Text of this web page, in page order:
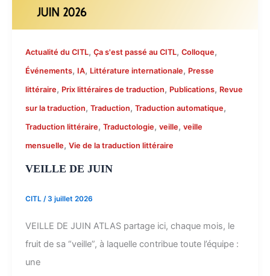
Actualité du CITL, Ça s'est passé au CITL, Colloque,
Événements, IA, Littérature internationale, Presse
littéraire, Prix littéraires de traduction, Publications, Revue
sur la traduction, Traduction, Traduction automatique,
Traduction littéraire, Traductologie, veille, veille
mensuelle, Vie de la traduction littéraire
VEILLE DE JUIN
CITL /3 juillet 2026
VEILLE DE JUIN ATLAS partage ici, chaque mois, le
fruit de sa “veille”, à laquelle contribue toute l’équipe :
une